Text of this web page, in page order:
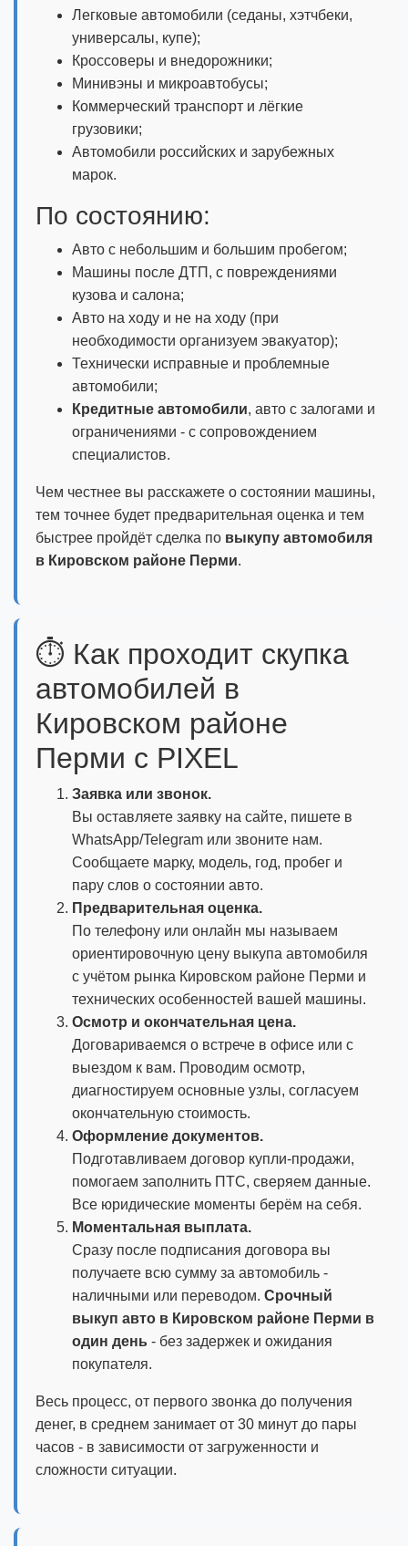
Легковые автомобили (седаны, хэтчбеки,
универсалы, купе);
Кроссоверы и внедорожники;
Минивэны и микроавтобусы;
Коммерческий транспорт и лёгкие
грузовики;
Автомобили российских и зарубежных
марок.
По состоянию:
Авто с небольшим и большим пробегом;
Машины после ДТП, с повреждениями
кузова и салона;
Авто на ходу и не на ходу (при
необходимости организуем эвакуатор);
Технически исправные и проблемные
автомобили;
Кредитные автомобили, авто с залогами и
ограничениями - с сопровождением
специалистов.
Чем честнее вы расскажете о состоянии машины,
тем точнее будет предварительная оценка и тем
быстрее пройдёт сделка по выкупу автомобиля
в Кировском районе Перми.
⏱️ Как проходит скупка
автомобилей в
Кировском районе
Перми с PIXEL
Заявка или звонок.
Вы оставляете заявку на сайте, пишете в
WhatsApp/Telegram или звоните нам.
Сообщаете марку, модель, год, пробег и
пару слов о состоянии авто.
Предварительная оценка.
По телефону или онлайн мы называем
ориентировочную цену выкупа автомобиля
с учётом рынка Кировском районе Перми и
технических особенностей вашей машины.
Осмотр и окончательная цена.
Договариваемся о встрече в офисе или с
выездом к вам. Проводим осмотр,
диагностируем основные узлы, согласуем
окончательную стоимость.
Оформление документов.
Подготавливаем договор купли-продажи,
помогаем заполнить ПТС, сверяем данные.
Все юридические моменты берём на себя.
Моментальная выплата.
Сразу после подписания договора вы
получаете всю сумму за автомобиль -
наличными или переводом. Срочный
выкуп авто в Кировском районе Перми в
один день - без задержек и ожидания
покупателя.
Весь процесс, от первого звонка до получения
денег, в среднем занимает от 30 минут до пары
часов - в зависимости от загруженности и
сложности ситуации.